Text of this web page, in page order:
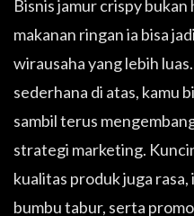
Bisnis jamur crispy bukan
makanan ringan ia bisa
wirausaha yang lebih
sederhana di atas, kamu
sambil terus
strategi marketing.
kualitas produk juga
bumbu tabur, serta